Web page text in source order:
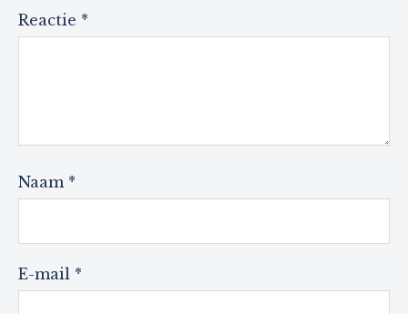
Reactie *
Naam *
E-mail *